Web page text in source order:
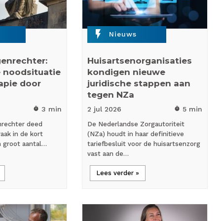
noodsituatie
door
timer 3 min
deed
in de kort
groot aantal…
flash_on Nieuws
Huisartsenorganisaties
kondigen nieuwe
juridische stappen aan
tegen NZa
2 jul 2026 timer 5 min
De Nederlandse Zorgautoriteit
(NZa) houdt in haar definitieve
tariefbesluit voor de huisartsenzorg
vast aan de…
Lees verder »